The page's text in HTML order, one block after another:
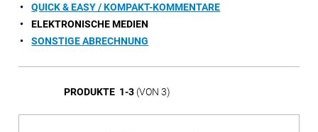
QUICK & EASY / KOMPAKT-KOMMENTARE
ELEKTRONISCHE MEDIEN
SONSTIGE ABRECHNUNG
PRODUKTE 1-3(VON 3)